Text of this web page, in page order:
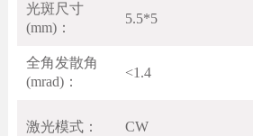
光斑尺寸
(mm)：
5.5*5
全角发散角
(mrad)：
<1.4
激光模式： CW